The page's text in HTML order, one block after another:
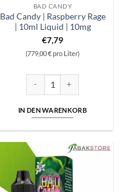
BAD CANDY
Bad Candy | Raspberry Rage
| 10ml Liquid | 10mg
€7,79
(779,00 € pro Liter)
IN DEN WARENKORB